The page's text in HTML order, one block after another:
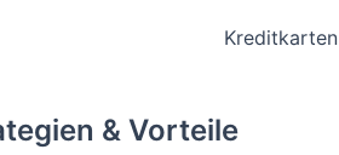
Kreditkarten
& Vorteile